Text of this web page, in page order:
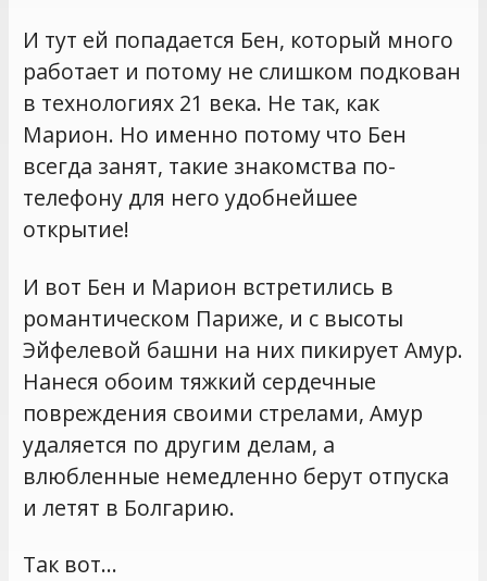
И тут ей попадается Бен, который много
работает и потому не слишком подкован
в технологиях 21 века. Не так, как
Марион. Но именно потому что Бен
всегда занят, такие знакомства по-
телефону для него удобнейшее
открытие!
И вот Бен и Марион встретились в
романтическом Париже, и с высоты
Эйфелевой башни на них пикирует Амур.
Нанеся обоим тяжкий сердечные
повреждения своими стрелами, Амур
удаляется по другим делам, а
влюбленные немедленно берут отпуска
и летят в Болгарию.
Так вот…